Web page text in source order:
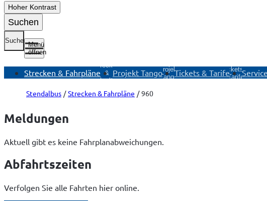
Hoher Kontrast
Suchen
Suche
Menü
öffnen
Strecken & Fahrpläne
Strecken
&
Fahrpläne
Projekt TangoProjekt
TangoTickets & TarifeTickets &
TarifeService
Stendalbus Strecken & Fahrpläne 960
Meldungen
Aktuell gibt es keine Fahrplanabweichungen.
Abfahrtszeiten
Verfolgen Sie alle Fahrten hier online.